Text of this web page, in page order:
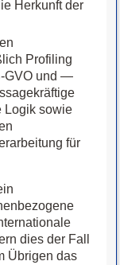
Herkunft der
Profiling
GVO und —
Logik sowie
für
dies der Fall
Übrigen das